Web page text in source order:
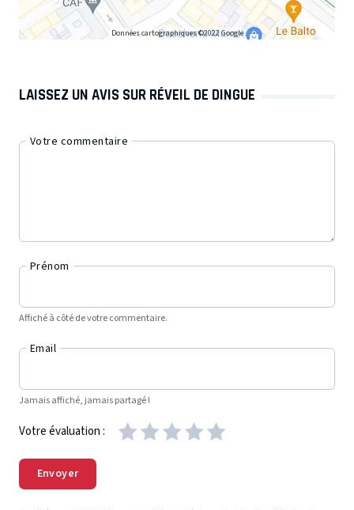
Données cartographiques ©2022 Google
LAISSEZ UN AVIS SUR RÉVEIL DE DINGUE
Votre commentaire
Prénom
Affiché à côté de votre commentaire.
Email
Jamais affiché, jamais partagé !
Votre évaluation :
Envoyer